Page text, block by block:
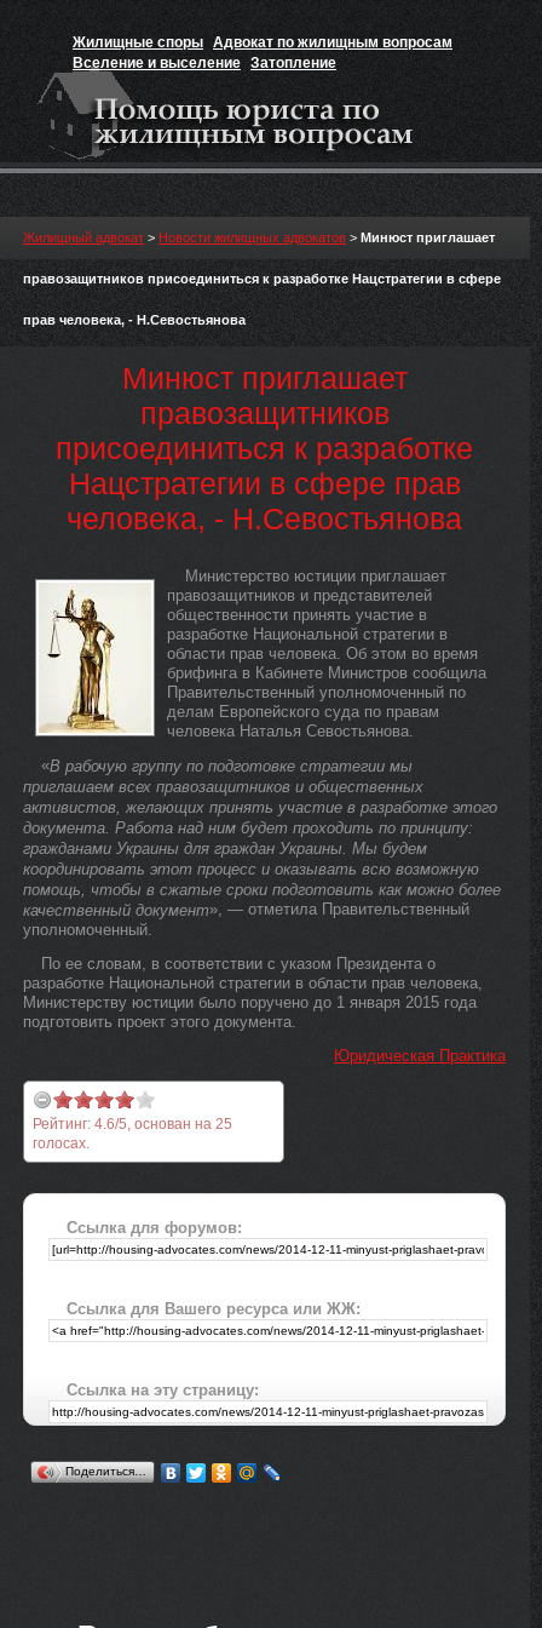
Жилищные споры Адвокат по жилищным вопросам
Вселение и выселение Затопление
Признание прав на жильё
Жилищный адвокат > Новости жилищных адвокатов > Минюст приглашает
правозащитников присоединиться к разработке Нацстратегии в сфере
прав человека, - Н.Севостьянова
Минюст приглашает
правозащитников
присоединиться к разработке
Нацстратегии в сфере прав
человека, - Н.Севостьянова
Министерство юстиции приглашает
правозащитников и представителей
общественности принять участие в
разработке Национальной стратегии в
области прав человека. Об этом во время
брифинга в Кабинете Министров сообщила
Правительственный уполномоченный по
делам Европейского суда по правам
человека Наталья Севостьянова.
«В рабочую группу по подготовке стратегии мы
приглашаем всех правозащитников и общественных
активистов, желающих принять участие в разработке этого
документа. Работа над ним будет проходить по принципу:
гражданами Украины для граждан Украины. Мы будем
координировать этот процесс и оказывать всю возможную
помощь, чтобы в сжатые сроки подготовить как можно более
качественный документ», — отметила Правительственный
уполномоченный.
По ее словам, в соответствии с указом Президента о
разработке Национальной стратегии в области прав человека,
Министерству юстиции было поручено до 1 января 2015 года
подготовить проект этого документа.
Юридическая Практика
Рейтинг: 4.6/5, основан на 25
голосах.
Ссылка для форумов:
Ссылка для Вашего ресурса или ЖЖ:
Ссылка на эту страницу:
Поделиться…